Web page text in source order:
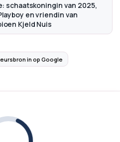
schaatskoningin van 2025,
en vriendin van
Kjeld Nuis
in op Google